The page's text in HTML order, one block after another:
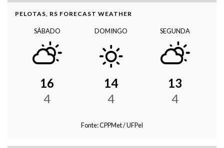
PELOTAS, RS FORECAST WEATHER
SÁBADO
16
4
DOMINGO
14
4
SEGUNDA
13
4
Fonte: CPPMet / UFPel